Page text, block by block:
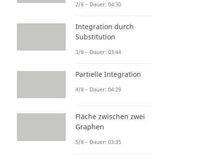
2/8 – Dauer: 04:30
Integration durch
Substitution
3/8 – Dauer: 03:44
Partielle Integration
4/8 – Dauer: 04:29
Fläche zwischen zwei
Graphen
5/8 – Dauer: 03:35